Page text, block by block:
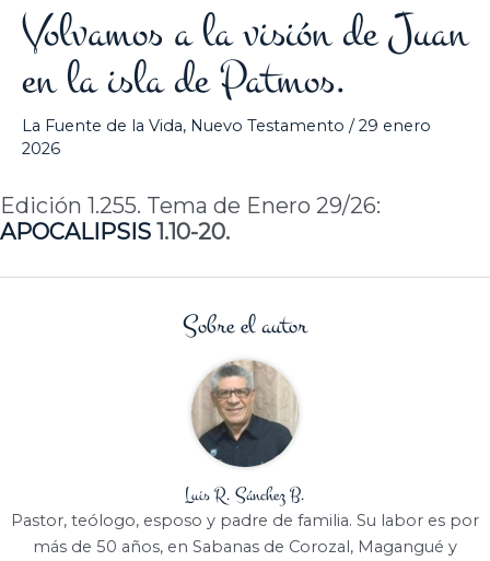
Volvamos a la visión de Juan
en la isla de Patmos.
La Fuente de la Vida, Nuevo Testamento /29 enero
2026
Edición 1.255. Tema de Enero 29/26:
APOCALIPSIS 1.10-20.
Sobre el autor
Luis R. Sánchez B.
Pastor, teólogo, esposo y padre de familia. Su labor es por
más de 50 años, en Sabanas de Corozal, Magangué y